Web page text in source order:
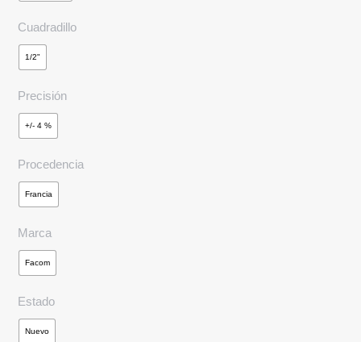
Cuadradillo
1/2"
Precisión
+/- 4 %
Procedencia
Francia
Marca
Facom
Estado
Nuevo